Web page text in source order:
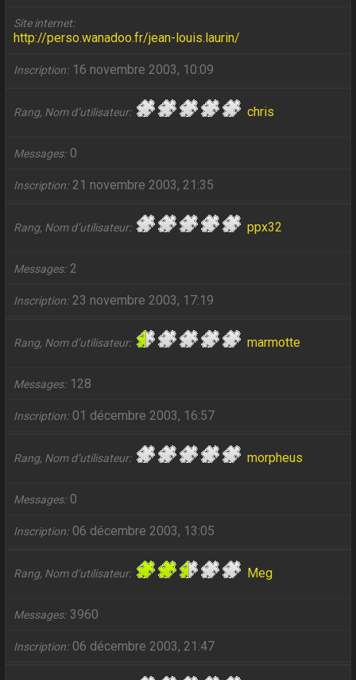
Site internet
http://perso.wanadoo.fr/jean-louis.laurin/
Inscription 16 novembre 2003, 10:09
Rang, Nom d’utilisateur chris
Messages 0
Inscription 21 novembre 2003, 21:35
Rang, Nom d’utilisateur ppx32
Messages 2
Inscription 23 novembre 2003, 17:19
Rang, Nom d’utilisateur marmotte
Messages 128
Inscription 01 décembre 2003, 16:57
Rang, Nom d’utilisateur morpheus
Messages 0
Inscription 06 décembre 2003, 13:05
Rang, Nom d’utilisateur Meg
Messages 3960
Inscription 06 décembre 2003, 21:47